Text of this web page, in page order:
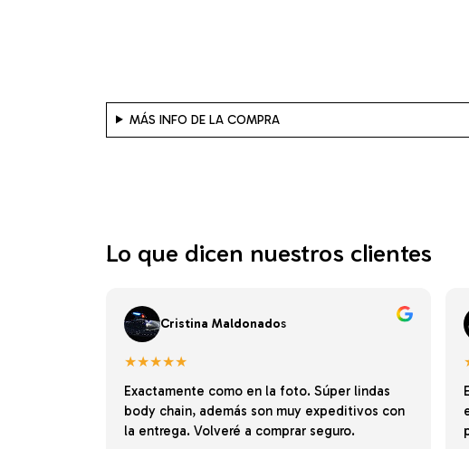
MÁS INFO DE LA COMPRA
Lo que dicen nuestros clientes
Cristina Maldonados
★★★★★
Exactamente como en la foto. Súper lindas
body chain, además son muy expeditivos con
la entrega. Volveré a comprar seguro.